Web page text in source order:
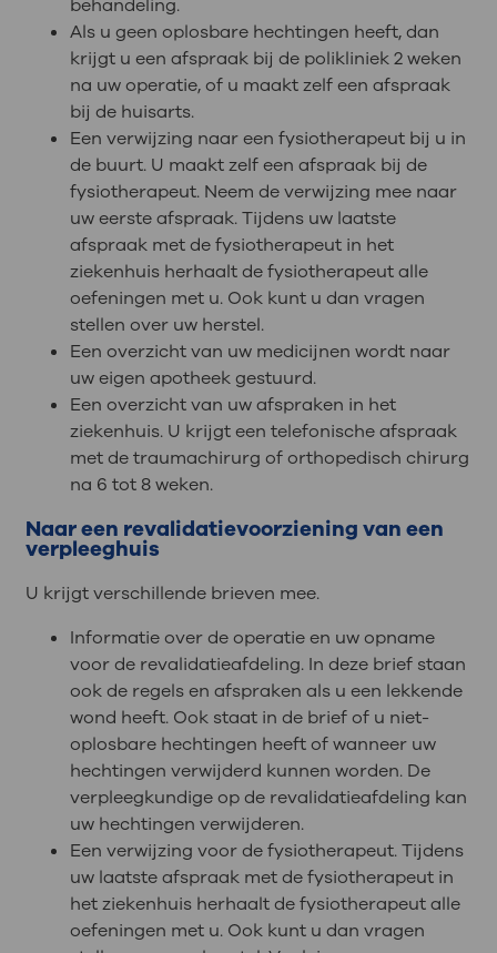
behandeling.
Als u geen oplosbare hechtingen heeft, dan
krijgt u een afspraak bij de polikliniek 2 weken
na uw operatie, of u maakt zelf een afspraak
bij de huisarts.
Een verwijzing naar een fysiotherapeut bij u in
de buurt. U maakt zelf een afspraak bij de
fysiotherapeut. Neem de verwijzing mee naar
uw eerste afspraak. Tijdens uw laatste
afspraak met de fysiotherapeut in het
ziekenhuis herhaalt de fysiotherapeut alle
oefeningen met u. Ook kunt u dan vragen
stellen over uw herstel.
Een overzicht van uw medicijnen wordt naar
uw eigen apotheek gestuurd.
Een overzicht van uw afspraken in het
ziekenhuis. U krijgt een telefonische afspraak
met de traumachirurg of orthopedisch chirurg
na 6 tot 8 weken.
Naar een revalidatievoorziening van een
verpleeghuis
U krijgt verschillende brieven mee.
Informatie over de operatie en uw opname
voor de revalidatieafdeling. In deze brief staan
ook de regels en afspraken als u een lekkende
wond heeft. Ook staat in de brief of u niet-
oplosbare hechtingen heeft of wanneer uw
hechtingen verwijderd kunnen worden. De
verpleegkundige op de revalidatieafdeling kan
uw hechtingen verwijderen.
Een verwijzing voor de fysiotherapeut. Tijdens
uw laatste afspraak met de fysiotherapeut in
het ziekenhuis herhaalt de fysiotherapeut alle
oefeningen met u. Ook kunt u dan vragen